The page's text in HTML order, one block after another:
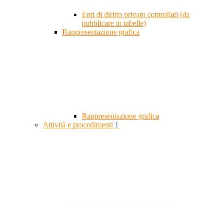
Enti di diritto privato controllati (da
pubblicare in tabelle)
Rappresentazione grafica
Rappresentazione grafica
Attività e procedimenti 1